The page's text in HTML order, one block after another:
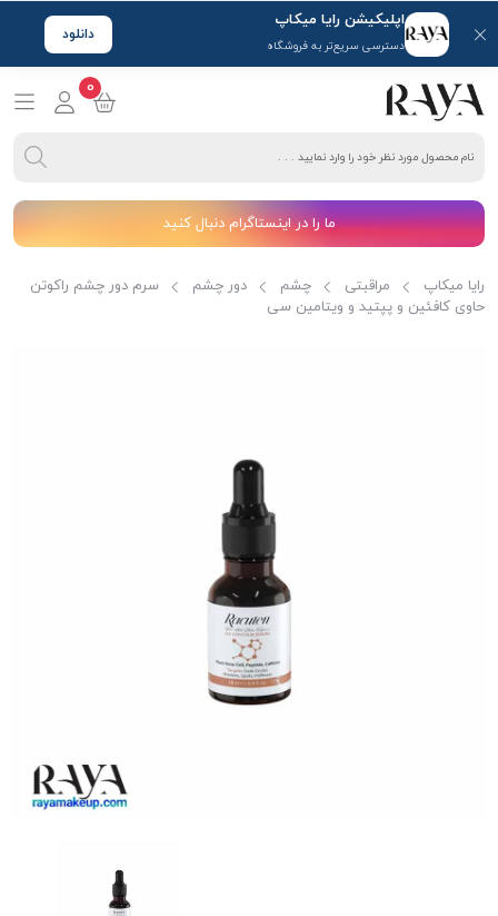
اپلیکیشن رایا میکاپ
دسترسی سریع‌تر به فروشگاه
دانلود
0
ما را در اینستاگرام دنبال کنید
رایا میکاپ مراقبتی چشم دور چشم
سرم دور چشم راکوتن
حاوی کافئین و پپتید و ویتامین سی